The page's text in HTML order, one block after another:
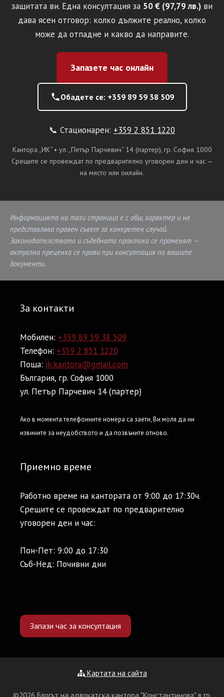
защитата ви. Една консултация за 50 € (97,79 лв.) ви
дава ясен отговор: колко дължите реално, колко
може да отпадне и какво да направите.
Запазете час онлайн
Обадете се: +359 89 59 38 509
📞 Стационарен: +359 2 851 1220
Кантора „ИК“ • ул. „Петър Парчевич“ 14 (партер), гр. София 1000
Срещите се провеждат по предварително уговорен ден и час —
на място или онлайн.
Информацията на тази страница е с общ характер и не
представлява правен съвет за конкретен случай.
Законодателството и съдебната практика се променят —
актуална преценка се прави при консултация по вашите
документи.
За контакти
Мобилен: +359 89 59 38 509
Телефон: +359 2 851 1220
Поща: ik.kantora@gmail.com
България, гр. София 1000
ул. Петър Парчевич 14 (партер)
Ако в момента телефонните номера са заети, Ви моля да ни
извините за неудобството и да позвъните отново.
Приемно време
Работно време на кантората от 9:00 до 17:30ч.
Срещите се провеждат по предварително
уговорен ден и час:
Пон-Пет: 9:00 до 17:30
Съб-Нед: Почивни дни
Запази час за консултация
Картата на сайта
©2026 Блогът на адвокатска кантора "Константинова" в гр.